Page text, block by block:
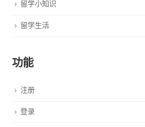
留学小知识
留学生活
功能
注册
登录